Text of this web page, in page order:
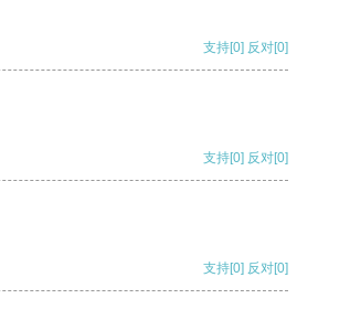
支持[0] 反对[0]
支持[0] 反对[0]
支持[0] 反对[0]